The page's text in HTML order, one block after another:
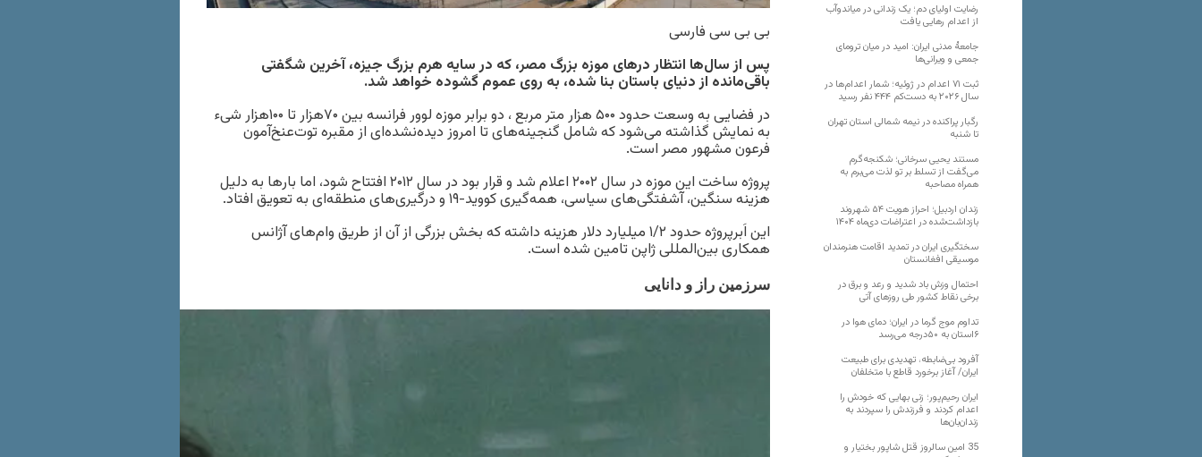
بی بی سی فارسی
پس از سال‌ها انتظار درهای موزه بزرگ مصر، که در سایه هرم بزرگ جیزه، آخرین شگفتی
باقی‌مانده از دنیای باستان بنا شده، به روی عموم گشوده خواهد شد.
در فضایی به وسعت حدود ۵۰۰ هزار متر مربع ، دو برابر موزه لوور فرانسه بین ۷۰هزار تا ۱۰۰هزار شیء
به نمایش گذاشته می‌شود که شامل گنجینه‌های تا امروز دیده‌نشده‌ای از مقبره توت‌عنخ‌آمون
فرعون مشهور مصر است.
پروژه ساخت این موزه در سال ۲۰۰۲ اعلام شد و قرار بود در سال ۲۰۱۲ افتتاح شود، اما بارها به دلیل
هزینه سنگین، آشفتگی‌های سیاسی، همه‌گیری کووید-۱۹ و درگیری‌های منطقه‌ای به تعویق افتاد.
این اَبرپروژه حدود ۱/۲ میلیارد دلار هزینه داشته که بخش بزرگی از آن از طریق وام‌های آژانس
همکاری بین‌المللی ژاپن تامین شده است.
سرزمین راز و دانایی
رضایت اولیای دم؛ یک زندانی در میاندوآب
از اعدام رهایی یافت
جامعهٔ مدنی ایران: امید در میان ترومای
جمعی و ویرانی‌ها
ثبت ۷۱ اعدام در ژوئیه؛ شمار اعدام‌ها در
سال ۲۰۲۶ به دست‌کم ۴۴۴ نفر رسید
رگبار پراکنده در نیمه شمالی استان تهران
تا شنبه
مستند یحیی سرخانی؛ شکنجه‌گرم
می‌گفت از تسلط بر تو لذت می‌برم به
همراه مصاحبه
زندان اردبیل؛ احراز هویت ۵۴ شهروند
بازداشت‌شده در اعتراضات دی‌ماه ۱۴۰۴
سختگیری ایران در تمدید اقامت هنرمندان
موسیقی افغانستان
احتمال وزش باد شدید و رعد و برق در
برخی نقاط کشور طی روزهای آتی
تداوم موج گرما در ایران؛ دمای هوا در
۶استان به ۵۰درجه می‌رسد
آفرود بی‌ضابطه، تهدیدی برای طبیعت
ایران/ آغاز برخورد قاطع با متخلفان
ایران رحیم‌پور؛ زنی بهایی که خودش را
اعدام کردند و فرزندش را سپردند به
زندان‌بان‌ها
35 امین سالروز قتل شاپور بختیار و